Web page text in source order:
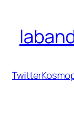
springen
Twitter